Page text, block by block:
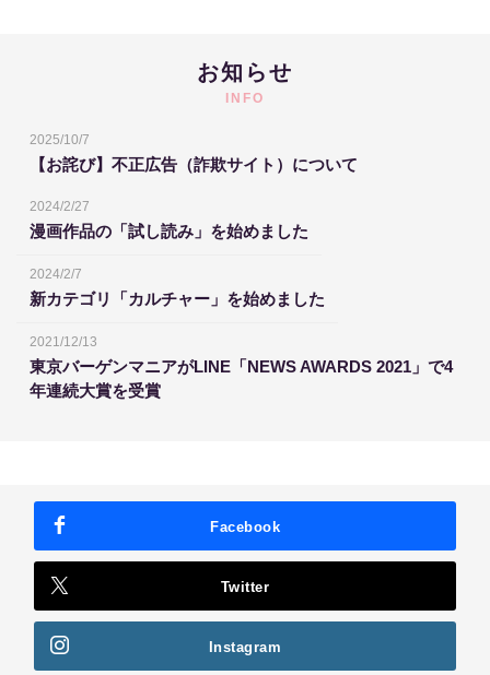
お知らせ
INFO
2025/10/7
【お詫び】不正広告（詐欺サイト）について
2024/2/27
漫画作品の「試し読み」を始めました
2024/2/7
新カテゴリ「カルチャー」を始めました
2021/12/13
東京バーゲンマニアがLINE「NEWS AWARDS 2021」で4
年連続大賞を受賞
Facebook
Twitter
Instagram